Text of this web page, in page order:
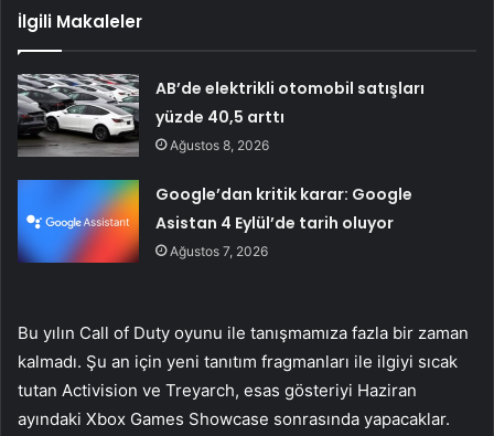
İlgili Makaleler
AB’de elektrikli otomobil satışları
yüzde 40,5 arttı
Ağustos 8, 2026
Google’dan kritik karar: Google
Asistan 4 Eylül’de tarih oluyor
Ağustos 7, 2026
Bu yılın Call of Duty oyunu ile tanışmamıza fazla bir zaman
kalmadı. Şu an için yeni tanıtım fragmanları ile ilgiyi sıcak
tutan Activision ve Treyarch, esas gösteriyi Haziran
ayındaki Xbox Games Showcase sonrasında yapacaklar.